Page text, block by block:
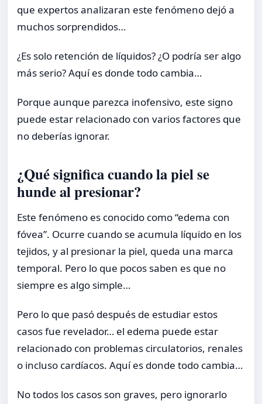
que expertos analizaran este fenómeno dejó a
muchos sorprendidos…
¿Es solo retención de líquidos? ¿O podría ser algo
más serio? Aquí es donde todo cambia…
Porque aunque parezca inofensivo, este signo
puede estar relacionado con varios factores que
no deberías ignorar.
¿Qué significa cuando la piel se
hunde al presionar?
Este fenómeno es conocido como “edema con
fóvea”. Ocurre cuando se acumula líquido en los
tejidos, y al presionar la piel, queda una marca
temporal. Pero lo que pocos saben es que no
siempre es algo simple…
Pero lo que pasó después de estudiar estos
casos fue revelador… el edema puede estar
relacionado con problemas circulatorios, renales
o incluso cardíacos. Aquí es donde todo cambia…
No todos los casos son graves, pero ignorarlo